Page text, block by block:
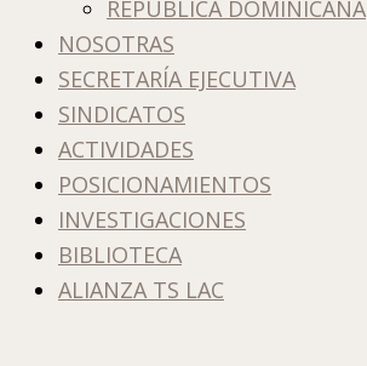
REPÚBLICA DOMINICANA
NOSOTRAS
SECRETARÍA EJECUTIVA
SINDICATOS
ACTIVIDADES
POSICIONAMIENTOS
INVESTIGACIONES
BIBLIOTECA
ALIANZA TS LAC